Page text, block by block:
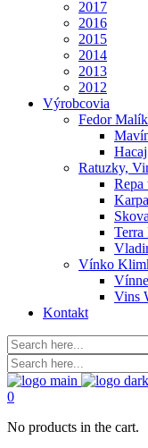
2017
2016
2015
2014
2013
2012
Výrobcovia
Fedor
Ratuzky,
Repa
Terra
Vínko
Vins
Kontakt
0
No products in the cart.